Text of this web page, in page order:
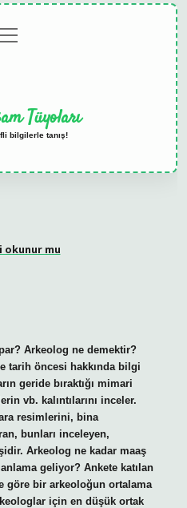
Tüyoları
bilgilerle tanış!
mu
Arkeolog ne demektir?
tarih öncesi hakkında bilgi
geride bıraktığı mimari
vb. kalıntılarını inceler.
resimlerini, bina
bunları inceleyen,
Arkeolog ne kadar maaş
geliyor? Ankete katılan
göre bir arkeoloğun ortalama
için en düşük ortak